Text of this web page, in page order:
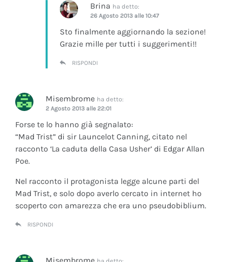
Brina ha detto:
26 Agosto 2013 alle 10:47
Sto finalmente aggiornando la sezione!
Grazie mille per tutti i suggerimenti!!
RISPONDI
Misembrome ha detto:
2 Agosto 2013 alle 22:01
Forse te lo hanno già segnalato:
“Mad Trist” di sir Launcelot Canning, citato nel
racconto ‘La caduta della Casa Usher’ di Edgar Allan
Poe.
Nel racconto il protagonista legge alcune parti del
Mad Trist, e solo dopo averlo cercato in internet ho
scoperto con amarezza che era uno pseudobiblium.
RISPONDI